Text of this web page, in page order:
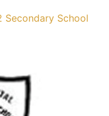
Secondary School